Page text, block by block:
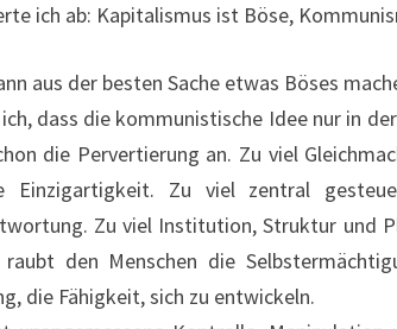
ich ab: Kapitalismus ist Böse,
aus der besten Sache etwas Böses
dass die kommunistische Idee nur in
die Pervertierung an. Zu viel
Einzigartigkeit. Zu viel zentral
Zu viel Institution, Struktur und
den Menschen die
die Fähigkeit, sich zu entwickeln.